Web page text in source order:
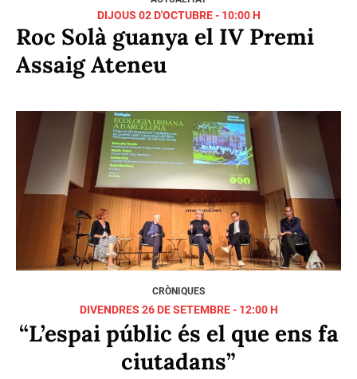
DIVENDRES 30 DE MAIG - 13:00 H
la Corona d’Aragó visita
l'Ateneu
DIJOUS 29 DE MAIG - 10:15 H